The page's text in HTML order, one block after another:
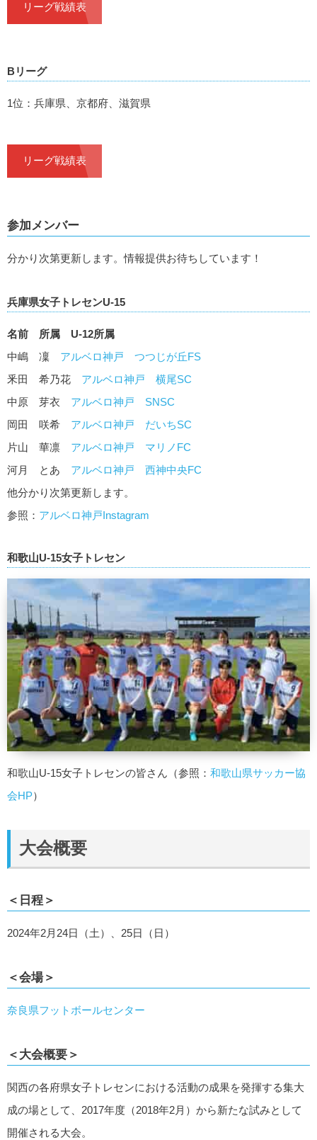
リーグ戦績表
Bリーグ
1位：兵庫県、京都府、滋賀県
リーグ戦績表
参加メンバー
分かり次第更新します。情報提供お待ちしています！
兵庫県女子トレセンU-15
名前 所属 U-12所属
中嶋 凜 アルベロ神戸
つつじが丘FS
釆田 希乃花 アルベロ神戸
横尾SC
中原 芽衣 アルベロ神戸
SNSC
岡田 咲希 アルベロ神戸
だいちSC
片山 華凛 アルベロ神戸
マリノFC
河月 とあ アルベロ神戸
西神中央FC
他分かり次第更新します。
参照： アルベロ神戸Instagram
和歌山U-15女子トレセン
和歌山U-15女子トレセンの皆さん（参照： 和歌山県サッカー協
会HP）
大会概要
＜日程＞
2024年2月24日（土）、25日（日）
＜会場＞
奈良県フットボールセンター
＜大会概要＞
関西の各府県女子トレセンにおける活動の成果を発揮する集大
成の場として、2017年度（2018年2月）から新たな試みとして
開催される大会。